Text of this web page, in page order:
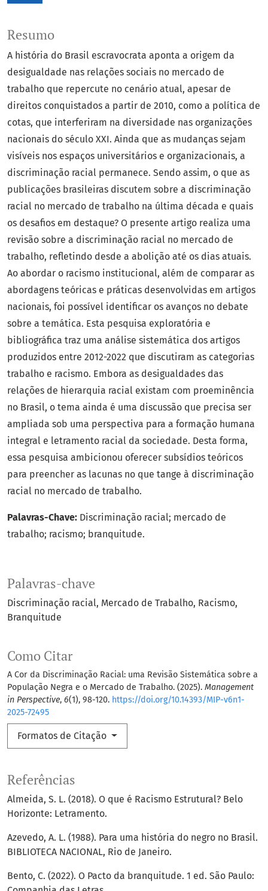
Palavras-chave
Discriminação racial Mercado de Trabalho Racismo
Branquitude
Como Citar
A Cor da Discriminação Racial: uma Revisão Sistemática sobre a
População Negra e o Mercado de Trabalho. (2025). Management
in Perspective, 6(1), 98-120. https://doi.org/10.14393/MIP-v6n1-
2025-72495
Formatos de Citação
Resumo
A história do Brasil escravocrata aponta a origem da
desigualdade nas relações sociais no mercado de
trabalho que repercute no cenário atual, apesar de
direitos conquistados a partir de 2010, como a política de
cotas, que interferiram na diversidade nas organizações
nacionais do século XXI. Ainda que as mudanças sejam
visíveis nos espaços universitários e organizacionais, a
discriminação racial permanece. Sendo assim, o que as
publicações brasileiras discutem sobre a discriminação
racial no mercado de trabalho na última década e quais
os desafios em destaque? O presente artigo realiza uma
revisão sobre a discriminação racial no mercado de
trabalho, refletindo desde a abolição até os dias atuais.
Ao abordar o racismo institucional, além de comparar as
abordagens teóricas e práticas desenvolvidas em artigos
nacionais, foi possível identificar os avanços no debate
sobre a temática. Esta pesquisa exploratória e
bibliográfica traz uma análise sistemática dos artigos
produzidos entre 2012-2022 que discutiram as categorias
trabalho e racismo. Embora as desigualdades das
relações de hierarquia racial existam com proeminência
no Brasil, o tema ainda é uma discussão que precisa ser
ampliada sob uma perspectiva para a formação humana
integral e letramento racial da sociedade. Desta forma,
essa pesquisa ambicionou oferecer subsídios teóricos
para preencher as lacunas no que tange à discriminação
racial no mercado de trabalho.
Palavras-Chave: Discriminação racial; mercado de
trabalho; racismo; branquitude.
Referências
Almeida, S. L. (2018). O que é Racismo Estrutural? Belo
Horizonte: Letramento.
Azevedo, A. L. (1988). Para uma história do negro no Brasil.
BIBLIOTECA NACIONAL, Rio de Janeiro.
Bento, C. (2022). O Pacto da branquitude. 1 ed. São Paulo: